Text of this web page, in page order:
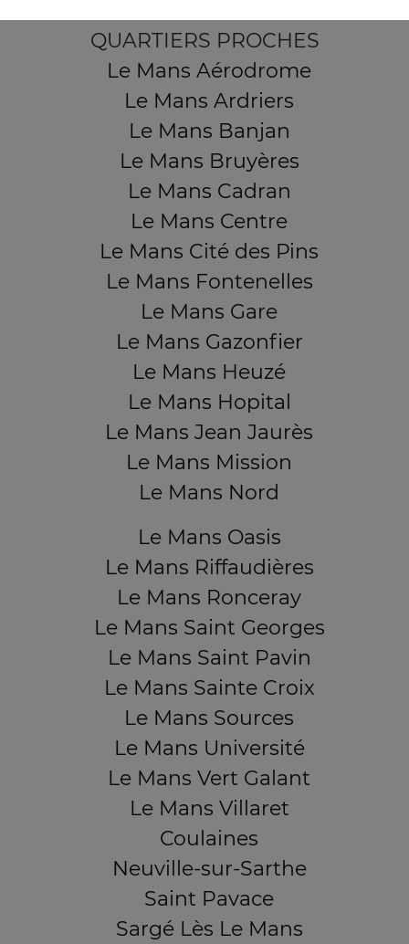
QUARTIERS PROCHES
Le Mans Aérodrome
Le Mans Ardriers
Le Mans Banjan
Le Mans Bruyères
Le Mans Cadran
Le Mans Centre
Le Mans Cité des Pins
Le Mans Fontenelles
Le Mans Gare
Le Mans Gazonfier
Le Mans Heuzé
Le Mans Hopital
Le Mans Jean Jaurès
Le Mans Mission
Le Mans Nord
Le Mans Oasis
Le Mans Riffaudières
Le Mans Ronceray
Le Mans Saint Georges
Le Mans Saint Pavin
Le Mans Sainte Croix
Le Mans Sources
Le Mans Université
Le Mans Vert Galant
Le Mans Villaret
Coulaines
Neuville-sur-Sarthe
Saint Pavace
Sargé Lès Le Mans